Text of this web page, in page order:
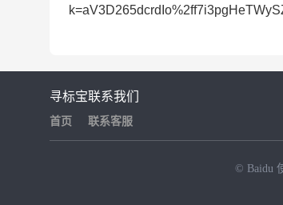
寻标宝
首页
联系我们
联系客服
© Baidu